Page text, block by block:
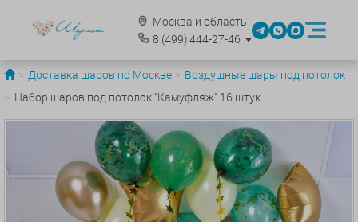
Москва и область
8 (499)444-27-46
Доставка шаров по Москве
Воздушные шары под потолок
Набор шаров под потолок "Камуфляж" 16 штук